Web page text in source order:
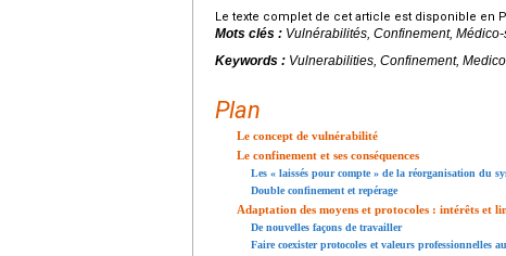
Le texte complet de cet article est disponible en
Mots clés : Vulnérabilités, Confinement,
Keywords : Vulnerabilities, Confinement,
Plan
Le concept de vulnérabilité
Le confinement et ses conséquences
Les « laissés pour compte » de la réorganisation du
Double confinement et repérage
Adaptation des moyens et protocoles : intérêts et
De nouvelles façons de travailler
Faire coexister protocoles et valeurs professionnelles